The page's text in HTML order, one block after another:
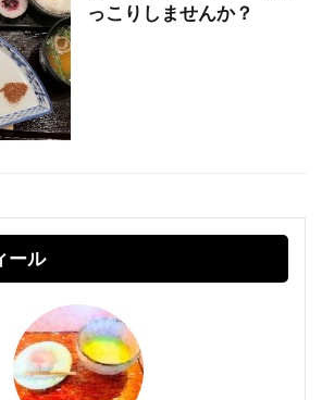
っこりしませんか？
ール